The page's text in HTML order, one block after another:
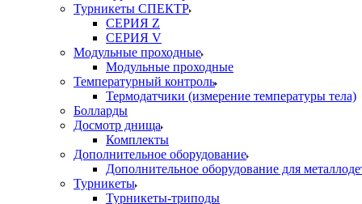
Турникеты СПЕКТР
СЕРИЯ Z
СЕРИЯ V
Модульные проходные
Модульные проходные
Температурный контроль
Термодатчики (измерение температуры тела)
Болларды
Досмотр днища
Комплекты
Дополнительное оборудование
Дополнительное оборудование для
Турникеты
Турникеты-триподы